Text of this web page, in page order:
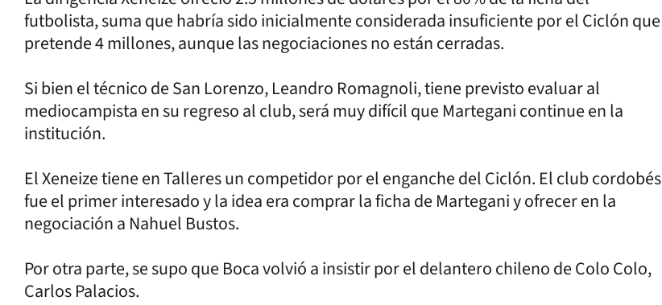
futbolista, suma que habría sido inicialmente considerada insuficiente por el Ciclón que
pretende 4 millones, aunque las negociaciones no están cerradas.
Si bien el técnico de San Lorenzo, Leandro Romagnoli, tiene previsto evaluar al
mediocampista en su regreso al club, será muy difícil que Martegani continue en la
institución.
El Xeneize tiene en Talleres un competidor por el enganche del Ciclón. El club cordobés
fue el primer interesado y la idea era comprar la ficha de Martegani y ofrecer en la
negociación a Nahuel Bustos.
Por otra parte, se supo que Boca volvió a insistir por el delantero chileno de Colo Colo,
Carlos Palacios.